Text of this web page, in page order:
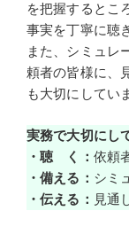
を把握するとこ
事実を丁寧に聴
また、シミュレ
頼者の皆様に、
も大切にしてい
実務で大切にし
・聴 く： 依頼
・備える： シミ
・伝える： 見通